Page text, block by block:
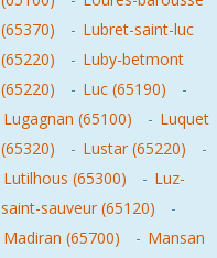
(65370)
- Lubret-saint-luc
(65220)
- Luby-betmont
(65220)
- Luc (65190)
-
Lugagnan (65100)
- Luquet
(65320)
- Lustar (65220)
-
Lutilhous (65300)
- Luz-
saint-sauveur (65120)
-
Madiran (65700)
- Mansan